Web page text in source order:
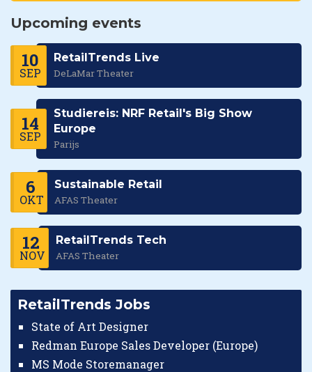
Upcoming events
10
SEP
RetailTrends Live
DeLaMar Theater
14
SEP
Studiereis: NRF Retail's Big Show
Europe
Parijs
6
OKT
Sustainable Retail
AFAS Theater
12
NOV
RetailTrends Tech
AFAS Theater
RetailTrends Jobs
State of Art Designer
Redman Europe Sales Developer (Europe)
MS Mode Storemanager